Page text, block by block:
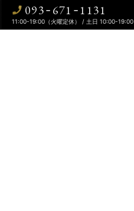
093- 671 -1131
11:00-19:00（火曜定休） / 土日 10:00-19:00